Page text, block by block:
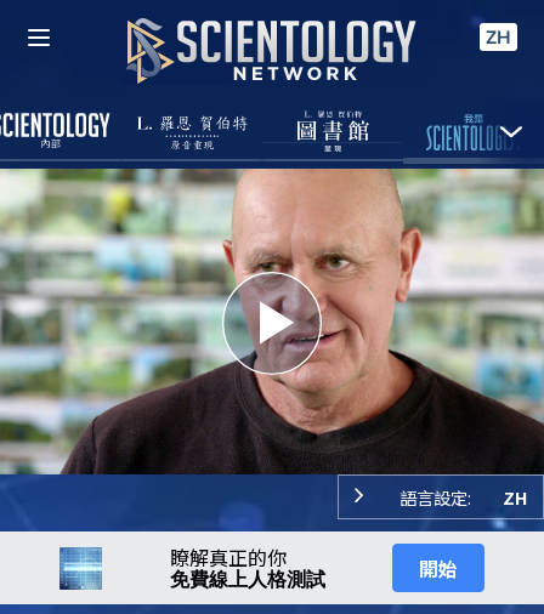
ZH
Play
Video
語言設定: ZH
瞭解真正的你
免費線上人格測試 開始